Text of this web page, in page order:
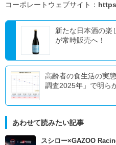
コーポレートウェブサイト：
新たな日本酒の楽
が常時販売へ！
高齢者の食生活の実
調査2025年」で明ら
あわせて読みたい記事
スシロー×GAZOO